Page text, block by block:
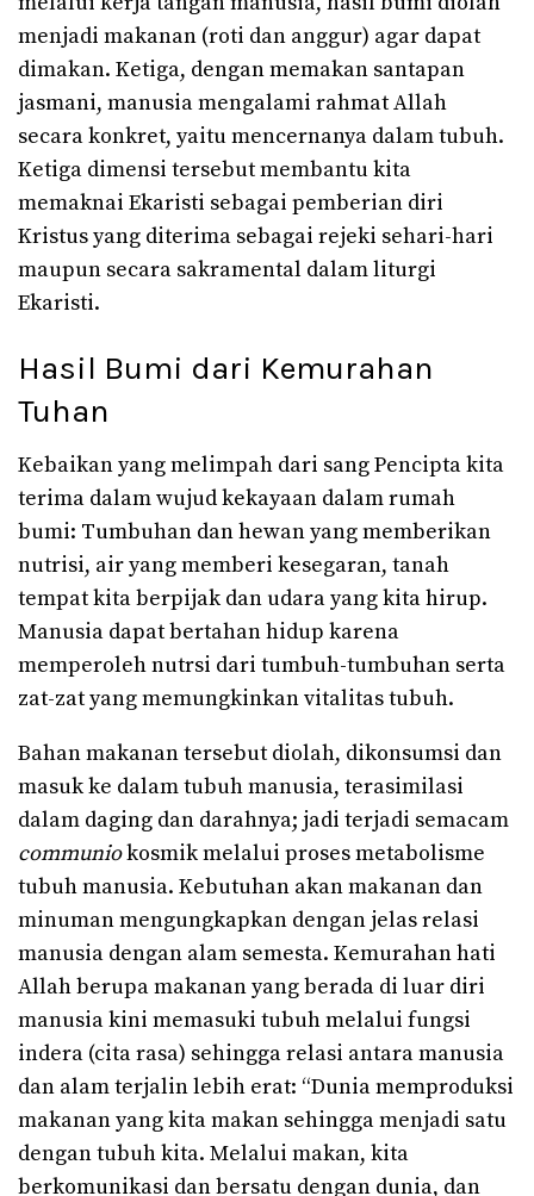
menjadi makanan (roti dan anggur) agar dapat
dimakan. Ketiga, dengan memakan santapan
jasmani, manusia mengalami rahmat Allah
secara konkret, yaitu mencernanya dalam tubuh.
Ketiga dimensi tersebut membantu kita
memaknai Ekaristi sebagai pemberian diri
Kristus yang diterima sebagai rejeki sehari-hari
maupun secara sakramental dalam liturgi
Ekaristi.
Hasil Bumi dari Kemurahan
Tuhan
Kebaikan yang melimpah dari sang Pencipta kita
terima dalam wujud kekayaan dalam rumah
bumi: Tumbuhan dan hewan yang memberikan
nutrisi, air yang memberi kesegaran, tanah
tempat kita berpijak dan udara yang kita hirup.
Manusia dapat bertahan hidup karena
memperoleh nutrsi dari tumbuh-tumbuhan serta
zat-zat yang memungkinkan vitalitas tubuh.
Bahan makanan tersebut diolah, dikonsumsi dan
masuk ke dalam tubuh manusia, terasimilasi
dalam daging dan darahnya; jadi terjadi semacam
communiokosmik melalui proses metabolisme
tubuh manusia. Kebutuhan akan makanan dan
minuman mengungkapkan dengan jelas relasi
manusia dengan alam semesta. Kemurahan hati
Allah berupa makanan yang berada di luar diri
manusia kini memasuki tubuh melalui fungsi
indera (cita rasa) sehingga relasi antara manusia
dan alam terjalin lebih erat: “Dunia memproduksi
makanan yang kita makan sehingga menjadi satu
dengan tubuh kita. Melalui makan, kita
berkomunikasi dan bersatu dengan dunia, dan